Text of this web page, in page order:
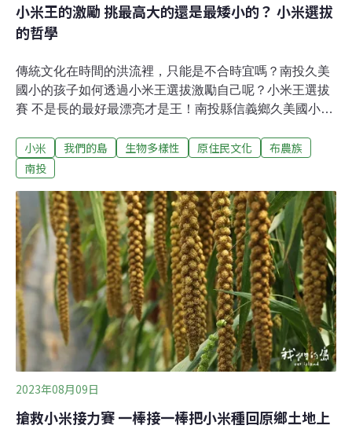
小米王的激勵 挑最高大的還是最矮小的？ 小米選拔
的哲學
傳統文化在時間的洪流裡，只能是不合時宜嗎？南投久美
國小的孩子如何透過小米王選拔激勵自己呢？小米王選拔
賽 不是長的最好最漂亮才是王！南投縣信義鄉久美國小的
一株小米，插上樹枝，獻上祝福。那株被小朋友選上的，
就是小米王。依據布農族的祭事曆，每年4月，族人會在
杖，送給小米王。小米王可能是田間最壯、最具王者風
範，能傳遞精神力量給其他小米的那株。「希望它在小米
杖的支撐下，可以變得很茁壯、很高大，也希望它帶領著
其他小米，變得很豐收、結實累累。」小米王也可能是長
得最營養不良、長不大的那株。「因為它已經快倒下來
了，我就選擇它當小米王，希望小米杖可以守護它，讓它
健康成長。」從小米王選拔看見孩子的潛力與成長小米王
的挑選，反映出孩子多元有趣的思考，也影響到小朋友對
自我價值的認知。久美國小田春梅校長表示，家族領袖選
舉
小米 我們的島 生物多樣性 原住民文化
布農族
南投
2023年08月09日
搶救小米接力賽 一棒接一棒把小米種回原鄉土地上